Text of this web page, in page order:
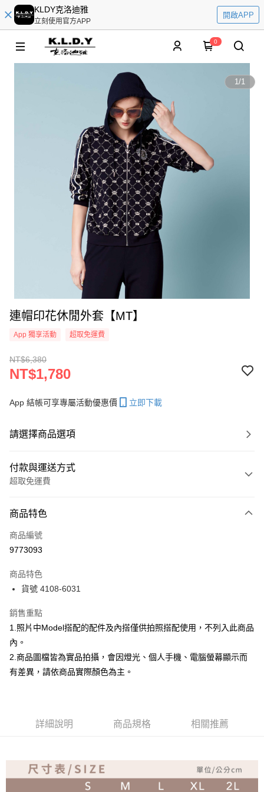
KLDY克洛迪雅
立刻使用官方APP
開啟APP
0
1/1
連帽印花休閒外套【MT】
App 獨享活動 超取免運費
NT$6,380
NT$1,780
App 結帳可享專屬活動優惠價 立即下載
請選擇商品選項
付款與運送方式
超取免運費
信用卡一次付款
超商取貨付款
ATM付款
運送方式
全家取貨付款
付款後全家取貨
免運費
商品特色
商品編號
9773093
商品特色
貨號 4108-6031
銷售重點
1.照片中Model搭配的配件及內搭僅供拍照搭配使用，不列入此商品
內。
2.商品圖檔皆為實品拍攝，會因燈光、個人手機、電腦螢幕顯示而
有差異，請依商品實際顏色為主。
詳細說明 商品規格 相關推薦